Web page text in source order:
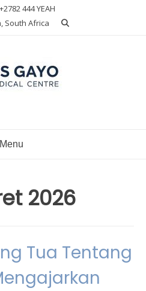
444 YEAH
South Africa
Menu
2026
Tua Tentang